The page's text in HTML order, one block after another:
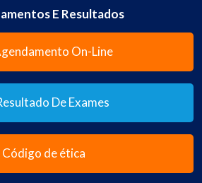
E Resultados
On-Line
De Exames
Código de ética